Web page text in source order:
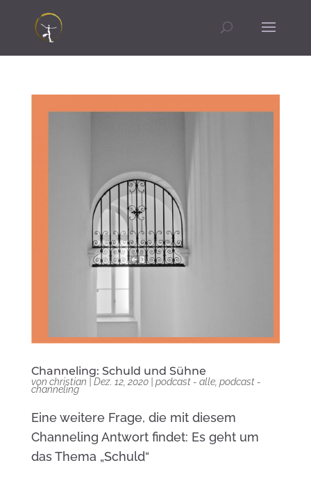
Channeling: Schuld und Sühne
von christian Dez. 12, 2020| podcast - alle, podcast -
channeling
Eine weitere Frage, die mit diesem
Channeling Antwort findet: Es geht um
das Thema „Schuld“